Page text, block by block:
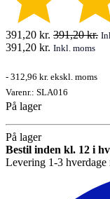
391,20 kr. 391,20kr.
391,20 kr. Inkl. moms
- 312,96 kr. ekskl. moms
Varenr.: SLA016
På lager
På lager
Bestil inden kl. 12 i
Levering 1-3 hverdage